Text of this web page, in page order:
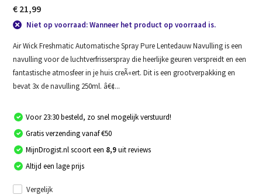
€ 21,99
Niet op voorraad: Wanneer het product op voorraad is.
Air Wick Freshmatic Automatische Spray Pure Lentedauw Navulling is een
navulling voor de luchtverfrisserspray die heerlijke geuren verspreidt en een
fantastische atmosfeer in je huis creÃ«ert. Dit is een grootverpakking en
bevat 3x de navulling 250ml. â€¢...
Voor 23:30 besteld, zo snel mogelijk verstuurd!
Gratis verzending vanaf €50
MijnDrogist.nl scoort een 8,9uit reviews
Altijd een lage prijs
Vergelijk